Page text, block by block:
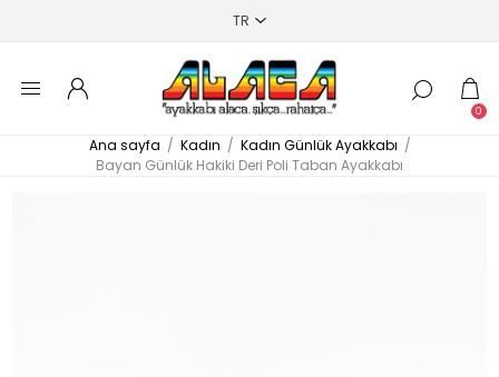
0
Ana sayfa / Kadın / Kadın Günlük Ayakkabı /
Bayan Günlük Hakiki Deri Poli Taban Ayakkabı